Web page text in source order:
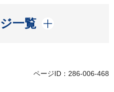
一覧
開く
ページID：286-006-468